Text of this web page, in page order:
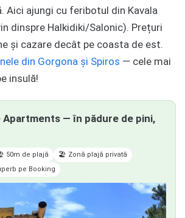
Aici ajungi cu feribotul din Kavala
dinspre Halkidiki/Salonic). Prețuri
și cazare decât pe coasta de est.
din Gorgona și Spiros — cele mai
insulă!
Apartments — în pădure de pini,
50m de plajă
🏖️ Zonă plajă privată
pe Booking